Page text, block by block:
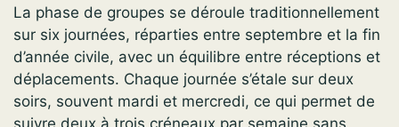
La phase de groupes se déroule traditionnellement
sur six journées, réparties entre septembre et la fin
d’année civile, avec un équilibre entre réceptions et
déplacements. Chaque journée s’étale sur deux
soirs, souvent mardi et mercredi, ce qui permet de